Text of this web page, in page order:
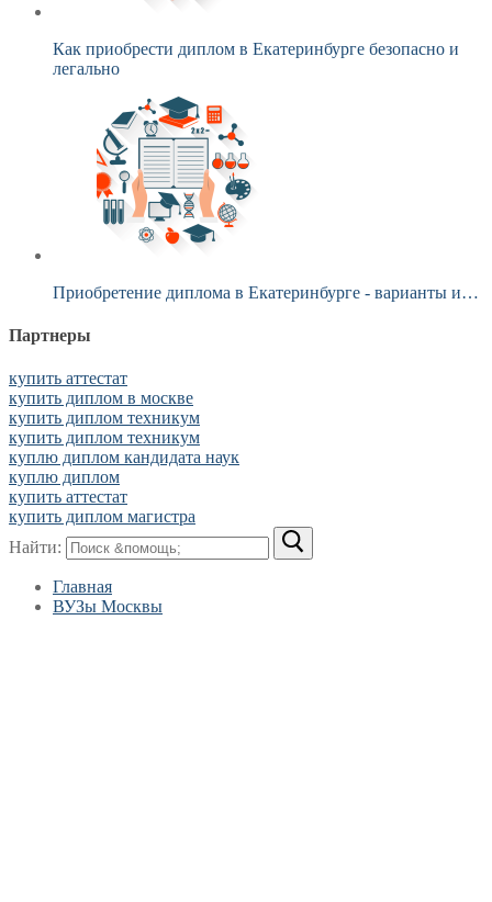
Как приобрести диплом в Екатеринбурге безопасно и
легально
Приобретение диплома в Екатеринбурге - варианты и…
Партнеры
купить аттестат
купить диплом в москве
купить диплом техникум
купить диплом техникум
куплю диплом кандидата наук
куплю диплом
купить аттестат
купить диплом магистра
Найти:
Главная
ВУЗы Москвы